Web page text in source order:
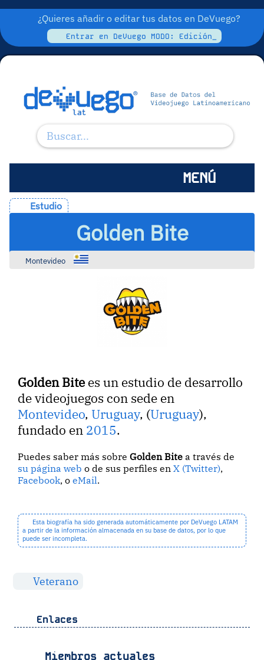
¿Quieres añadir o editar tus datos en DeVuego?
Entrar en DeVuego MODO: Edición_
MENÚ
Estudio
Golden Bite
Montevideo
Golden Bitees un estudio de desarrollo
de videojuegos con sede en
Montevideo, Uruguay, (Uruguay),
fundado en 2015.
Puedes saber más sobreGolden Bite a través de
su página web o de sus perfiles enX (Twitter),
Facebook, oeMail.
Esta biografía ha sido generada automáticamente por DeVuego LATAM
a partir de la información almacenada en su base de datos, por lo que
puede ser incompleta.
Veterano
Enlaces
Miembros actuales